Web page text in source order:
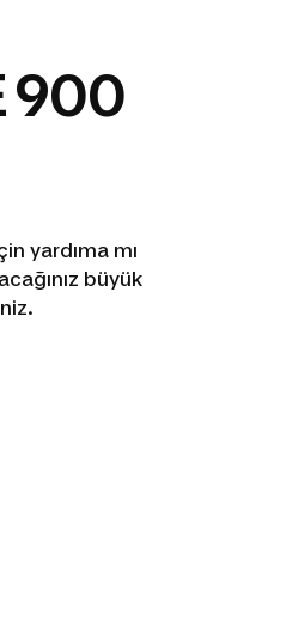
900
yardıma mı
büyük